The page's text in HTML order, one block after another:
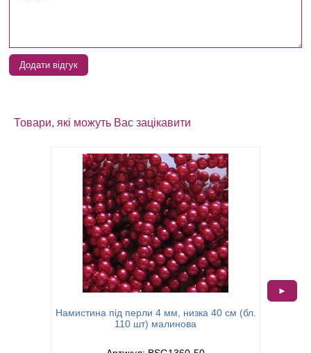
Додати відгук
Товари, які можуть Вас зацікавити
Намистина під перли 4 мм, низка 40 см (бл.
110 шт) малинова
►